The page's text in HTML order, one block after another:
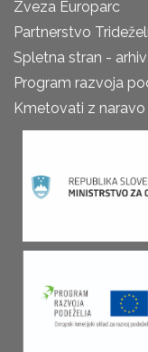
Zveza Europarc
Partnerstvo
Spletna stran - arhiv
Program razvoja
Kmetovati z